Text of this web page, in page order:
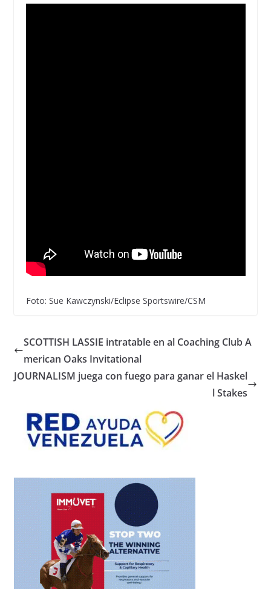
Foto: Sue Kawczynski/Eclipse Sportswire/CSM
SCOTTISH LASSIE intratable en al Coaching Club A
merican Oaks Invitational
JOURNALISM juega con fuego para ganar el Haskel
l Stakes